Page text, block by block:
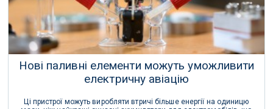
Нові паливні елементи можуть уможливити
електричну авіацію
Ці пристрої можуть виробляти втричі більше енергії на одиницю